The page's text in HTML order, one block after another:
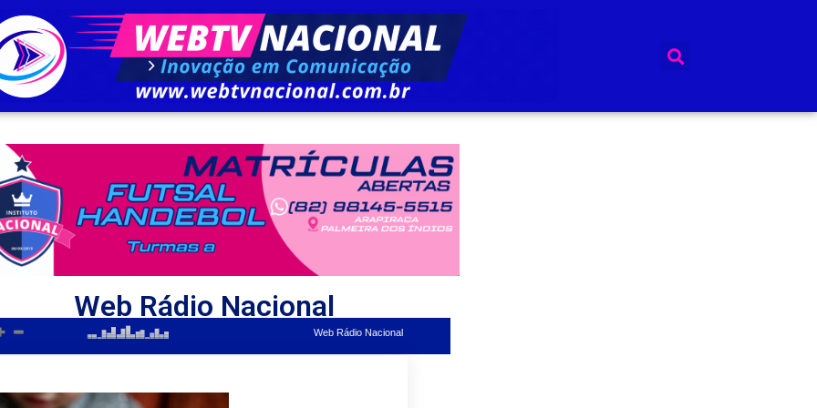
Web Rádio Nacional